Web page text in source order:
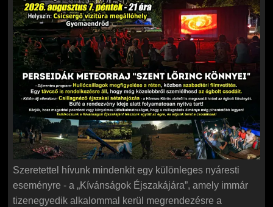
Szeretettel hívunk mindenkit egy különleges nyáresti
eseményre - a „Kívánságok Éjszakájára”, amely immár
tizenegyedik alkalommal kerül megrendezésre a